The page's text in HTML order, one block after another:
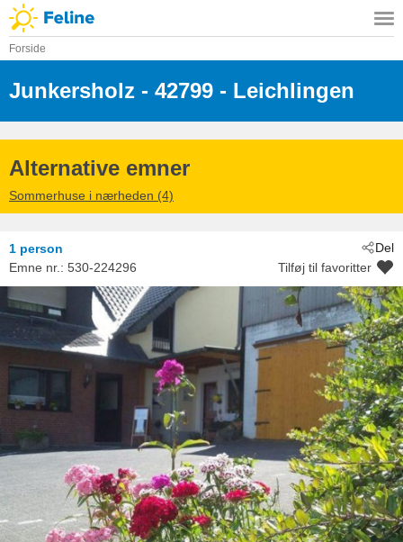
Forside
Junkersholz - 42799 - Leichlingen
Alternative emner
Sommerhuse i nærheden (4)
Del
1 person
Emne nr.: 530-224296 Tilføj til favoritter